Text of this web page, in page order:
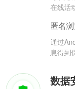
在线活
匿名
通过
息得到
数据